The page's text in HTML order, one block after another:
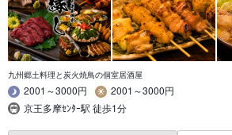
九州郷土料理と炭火焼鳥の個室居酒屋
2001～3000円
2001～3000円
京王多摩ｾﾝﾀｰ駅 徒歩1分